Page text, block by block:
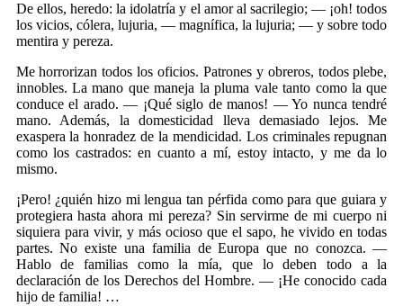
De ellos, heredo: la idolatría y el amor al sacrilegio; — ¡oh! todos
los vicios, cólera, lujuria, — magnífica, la lujuria; — y sobre todo
mentira y pereza.
Me horrorizan todos los oficios. Patrones y obreros, todos plebe,
innobles. La mano que maneja la pluma vale tanto como la que
conduce el arado. — ¡Qué siglo de manos! — Yo nunca tendré
mano. Además, la domesticidad lleva demasiado lejos. Me
exaspera la honradez de la mendicidad. Los criminales repugnan
como los castrados: en cuanto a mí, estoy intacto, y me da lo
mismo.
¡Pero! ¿quién hizo mi lengua tan pérfida como para que guiara y
protegiera hasta ahora mi pereza? Sin servirme de mi cuerpo ni
siquiera para vivir, y más ocioso que el sapo, he vivido en todas
partes. No existe una familia de Europa que no conozca. —
Hablo de familias como la mía, que lo deben todo a la
declaración de los Derechos del Hombre. — ¡He conocido cada
hijo de familia! …